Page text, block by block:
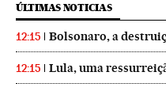
ÚLTIMAS NOTICIAS
12:15 Bolsonaro, a
12:15 Lula, uma